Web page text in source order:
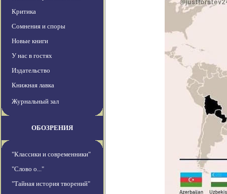
Критика
Сомнения и споры
Новые книги
У нас в гостях
Издательство
Книжная лавка
Журнальный зал
ОБОЗРЕНИЯ
"Классики и современники"
"Слово о..."
"Тайная история творений"